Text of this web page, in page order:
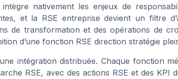
nativement les enjeux de
et la RSE entreprise devient un filtre
de transformation et des opérations de
d’une fonction RSE direction stratégie
intégration distribuée. Chaque fonction
RSE, avec des actions RSE et des KPI